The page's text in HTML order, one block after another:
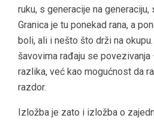
ruku, s generacije na generaciju,
Granica je tu ponekad rana, a
boli, ali i nešto što drži na
šavovima rađaju se povezivanja
razlika, već kao mogućnost da
razdor.
Izložba je zato i izložba o